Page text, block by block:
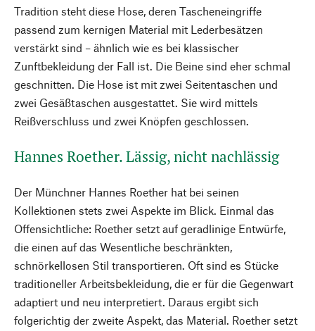
Tradition steht diese Hose, deren Tascheneingriffe
passend zum kernigen Material mit Lederbesätzen
verstärkt sind – ähnlich wie es bei klassischer
Zunftbekleidung der Fall ist. Die Beine sind eher schmal
geschnitten. Die Hose ist mit zwei Seitentaschen und
zwei Gesäßtaschen ausgestattet. Sie wird mittels
Reißverschluss und zwei Knöpfen geschlossen.
Hannes Roether. Lässig, nicht nachlässig
Der Münchner Hannes Roether hat bei seinen
Kollektionen stets zwei Aspekte im Blick. Einmal das
Offensichtliche: Roether setzt auf geradlinige Entwürfe,
die einen auf das Wesentliche beschränkten,
schnörkellosen Stil transportieren. Oft sind es Stücke
traditioneller Arbeitsbekleidung, die er für die Gegenwart
adaptiert und neu interpretiert. Daraus ergibt sich
folgerichtig der zweite Aspekt, das Material. Roether setzt